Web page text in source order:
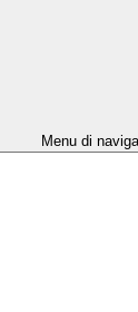
Menu di